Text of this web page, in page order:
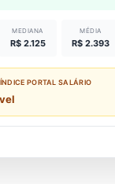
MEDIANA
R$ 2.125
MÉDIA
R$ 2.393
PORTAL SALÁRIO